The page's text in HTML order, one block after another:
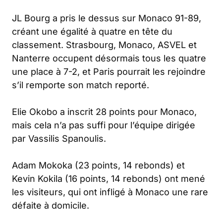
JL Bourg a pris le dessus sur Monaco 91-89,
créant une égalité à quatre en tête du
classement. Strasbourg, Monaco, ASVEL et
Nanterre occupent désormais tous les quatre
une place à 7-2, et Paris pourrait les rejoindre
s’il remporte son match reporté.
Elie Okobo a inscrit 28 points pour Monaco,
mais cela n’a pas suffi pour l’équipe dirigée
par Vassilis Spanoulis.
Adam Mokoka (23 points, 14 rebonds) et
Kevin Kokila (16 points, 14 rebonds) ont mené
les visiteurs, qui ont infligé à Monaco une rare
défaite à domicile.